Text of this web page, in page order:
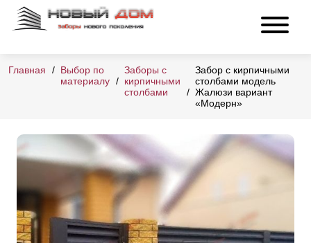
Главная
Выбор по
материалу
Заборы с
кирпичными
столбами
Забор с кирпичными
столбами модель
Жалюзи вариант
«Модерн»